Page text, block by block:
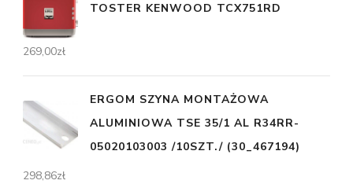
TOSTER KENWOOD TCX751RD
269,00zł
ERGOM SZYNA MONTAŻOWA
ALUMINIOWA TSE 35/1 AL R34RR-
05020103003 /10SZT./ (30_467194)
298,86zł